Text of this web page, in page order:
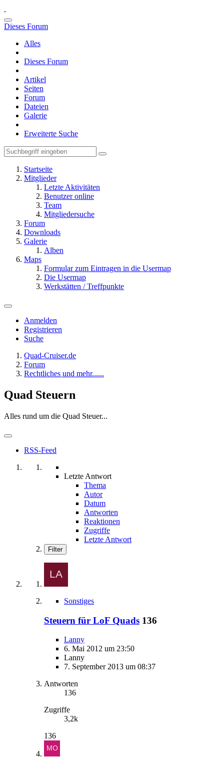
Dieses Forum
Alles
Dieses Forum
Artikel
Seiten
Forum
Dateien
Galerie
Erweiterte Suche
Startseite
Mitglieder
Letzte Aktivitäten
Benutzer online
Team
Mitgliedersuche
Forum
Downloads
Galerie
Alben
Maps
Formular zum Eintragen in die Usermap
Die Usermap
Werkstätten / Treffpunkte
Anmelden
Registrieren
Suche
Quad-Cruiser.de
Forum
Rechtliches und mehr......
Quad Steuern
Alles rund um die Quad Steuer...
RSS-Feed
Letzte Antwort
Thema
Autor
Datum
Antworten
Reaktionen
Zugriffe
Letzte Antwort
Filter
Sonstiges
Steuern für LoF Quads 136
Lanny
6. Mai 2012 um 23:50
Lanny
7. September 2013 um 08:37
Antworten
136
Zugriffe
3,2k
136